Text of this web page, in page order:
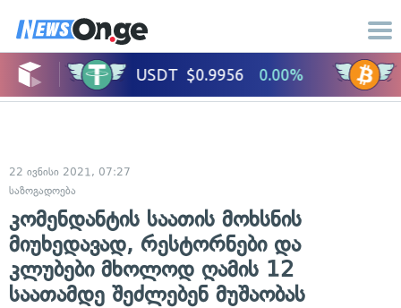
22 ივნისი 2021, 07:27
საზოგადოება
კომენდანტის საათის მოხსნის
მიუხედავად, რესტორნები და
კლუბები მხოლოდ ღამის 12
საათამდე შეძლებენ მუშაობას